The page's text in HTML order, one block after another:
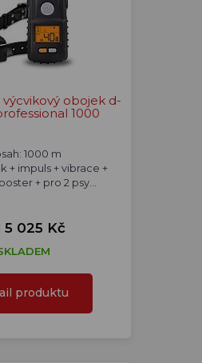
obojek d-
1000
1000 m
+ impuls + vibrace +
+ pro 2 psy...
5 025 Kč
produktu